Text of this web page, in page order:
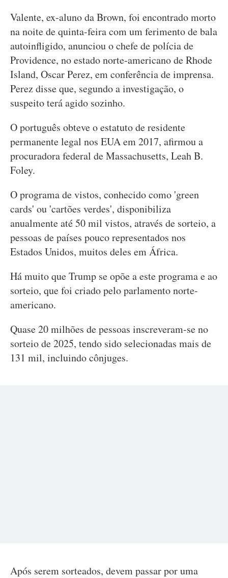
Valente, ex-aluno da Brown, foi encontrado morto
na noite de quinta-feira com um ferimento de bala
autoinfligido, anunciou o chefe de polícia de
Providence, no estado norte-americano de Rhode
Island, Oscar Perez, em conferência de imprensa.
Perez disse que, segundo a investigação, o
suspeito terá agido sozinho.
O português obteve o estatuto de residente
permanente legal nos EUA em 2017, afirmou a
procuradora federal de Massachusetts, Leah B.
Foley.
O programa de vistos, conhecido como 'green
cards' ou 'cartões verdes', disponibiliza
anualmente até 50 mil vistos, através de sorteio, a
pessoas de países pouco representados nos
Estados Unidos, muitos deles em África.
Há muito que Trump se opõe a este programa e ao
sorteio, que foi criado pelo parlamento norte-
americano.
Quase 20 milhões de pessoas inscreveram-se no
sorteio de 2025, tendo sido selecionadas mais de
131 mil, incluindo cônjuges.
Após serem sorteados, devem passar por uma